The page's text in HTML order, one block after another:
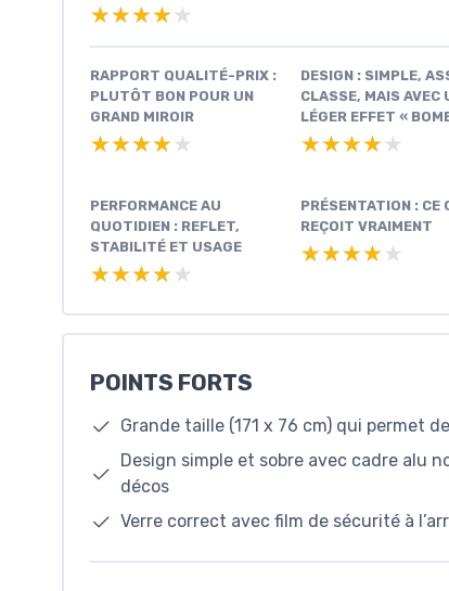
★★★★★
★★★★★
RAPPORT QUALITÉ-PRIX :
PLUTÔT BON POUR UN
GRAND MIROIR
★★★★★
★★★★★
DESIGN : SIMPLE,
CLASSE, MAIS AVEC
LÉGER EFFET «
★★★★★
★★★★★
PERFORMANCE AU
QUOTIDIEN : REFLET,
STABILITÉ ET USAGE
★★★★★
★★★★★
PRÉSENTATION : CE
REÇOIT VRAIMENT
★★★★★
★★★★★
POINTS FORTS
Grande taille (171 x 76 cm) qui permet
Design simple et sobre avec cadre alu
décos
Verre correct avec film de sécurité à